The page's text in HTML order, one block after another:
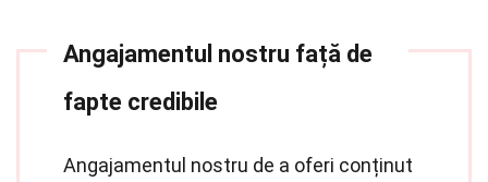
Angajamentul nostru față de
fapte credibile
Angajamentul nostru de a oferi conținut